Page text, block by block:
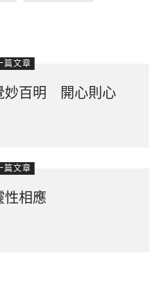
篇文章
妙百明 開心則心
篇文章
性相應